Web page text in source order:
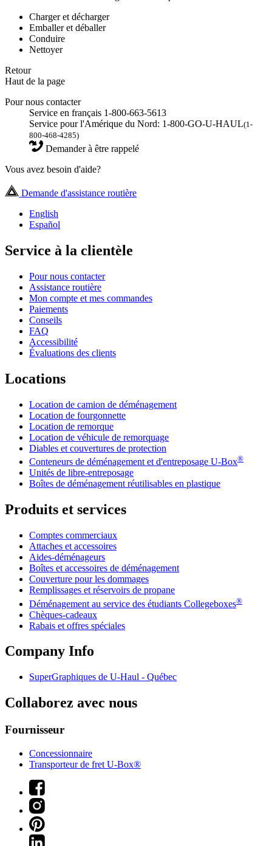
Charger et décharger
Emballer et déballer
Conduire
Nettoyer
Retour
Haut de la page
Pour nous contacter
Service en français 1-800-663-5613
Service pour l'Amérique du Nord: 1-800-GO-U-HAUL(1-
800-468-4285)
Demander à être rappelé
Vous avez besoin d'aide?
Demande d'assistance routière
English
Español
Service à la clientèle
Pour nous contacter
Assistance routière
Mon compte et mes commandes
Paiements
Conseils
FAQ
Accessibilité
Évaluations des clients
Locations
Location de camion de déménagement
Location de fourgonnette
Location de remorque
Location de véhicule de remorquage
Diables et couvertures de protection
Conteneurs de déménagement et d'entreposage U-Box®
Unités de libre-entreposage
Boîtes de déménagement réutilisables en plastique
Produits et services
Comptes commerciaux
Attaches et accessoires
Aides-déménageurs
Boîtes et accessoires de déménagement
Couverture pour les dommages
Remplissages et réservoirs de propane
Déménagement au service des étudiants Collegeboxes®
Chèques-cadeaux
Rabais et offres spéciales
Company Info
SuperGraphiques de U-Haul - Québec
Collaborez avec nous
Fournisseur
Concessionnaire
Transporteur de fret U-Box®